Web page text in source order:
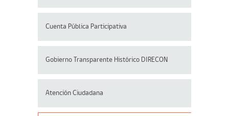
Cuenta Pública Participativa
Gobierno Transparente Histórico DIRECON
Atención Ciudadana